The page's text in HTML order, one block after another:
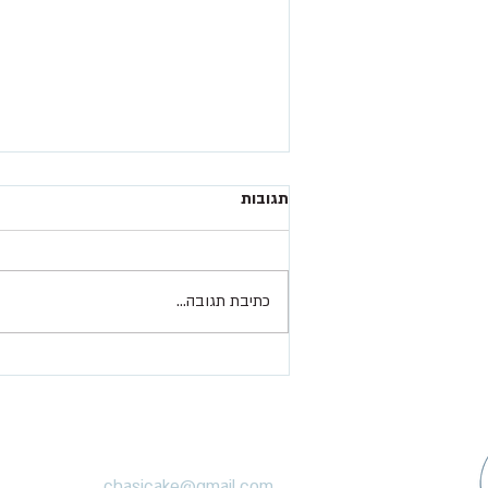
פחזניות קראמבל (כולל הטיפים הכי
תגובות
כתיבת תגובה...